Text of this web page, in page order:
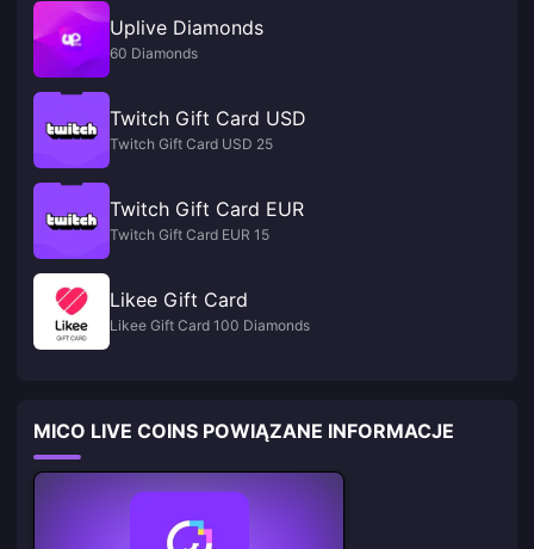
Uplive Diamonds
60 Diamonds
Twitch Gift Card USD
Twitch Gift Card USD 25
Twitch Gift Card EUR
Twitch Gift Card EUR 15
Likee Gift Card
Likee Gift Card 100 Diamonds
MICO LIVE COINS POWIĄZANE INFORMACJE